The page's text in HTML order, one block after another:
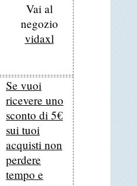
Vai al
negozio
vidaxl
Se vuoi
ricevere uno
sconto di 5€
sui tuoi
acquisti non
perdere
tempo e